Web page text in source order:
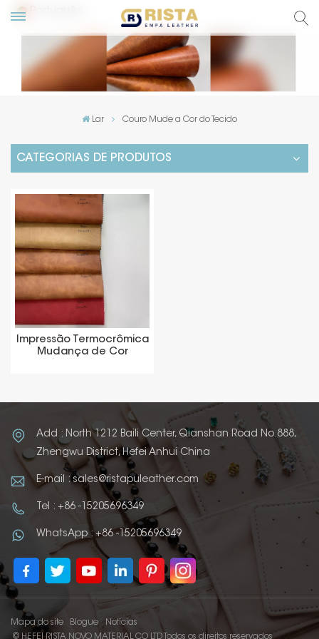
Lar Couro Mude a Cor do Tecido
CATEGORIAS DE PRODUTOS
Impressão Termocrômica
Mudança de Cor
Add : North 1212 Baili Center, Qianshan Road No.888,
Zhengwu District, Hefei Anhui China
E-mail : sales@ristapuleather.com
Tel : +86 -15205696349
WhatsApp : +86 -15205696349
Mapa do site Blogue
Notícias
© HEFEI RISTA NOVO MATERIAL CO LTD Todos os direitos reservados